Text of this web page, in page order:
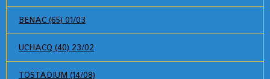
BENAC (65) 01/03
UCHACQ (40) 23/02
TOSTADIUM (14/08)